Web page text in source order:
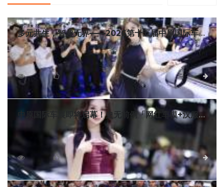
多元共生，智趣无界——2026第十五届中原国际车展
明日启幕
6月18日至21日，2026第十五届中原国际汽车展览会暨新
能源·智能出行展，将登陆郑州国际会展中心，横跨端午小长
假，重磅开启中原年度汽车盛会！
4028 0 详细
中原国际车展即将启幕！史无前例「网红车模+汉服巡
游+红包雨」🧧一张门票玩到嗨
当618购车节遇上端午小长假，河南年度最有意思的车展来
了！2026第十五届中原国际车展将于6月18日盛大开幕，就在
下周！连嗨四天！提前预定车展门票👉点击页面下方按钮即可
免费领取
4809 0 详细